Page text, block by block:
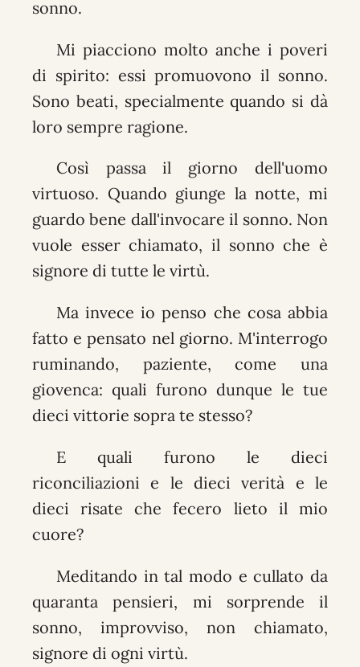
sonno.
Mi piacciono molto anche i poveri
di spirito: essi promuovono il sonno.
Sono beati, specialmente quando si dà
loro sempre ragione.
Così passa il giorno dell'uomo
virtuoso. Quando giunge la notte, mi
guardo bene dall'invocare il sonno. Non
vuole esser chiamato, il sonno che è
signore di tutte le virtù.
Ma invece io penso che cosa abbia
fatto e pensato nel giorno. M'interrogo
ruminando, paziente, come una
giovenca: quali furono dunque le tue
dieci vittorie sopra te stesso?
E quali furono le dieci
riconciliazioni e le dieci verità e le
dieci risate che fecero lieto il mio
cuore?
Meditando in tal modo e cullato da
quaranta pensieri, mi sorprende il
sonno, improvviso, non chiamato,
signore di ogni virtù.